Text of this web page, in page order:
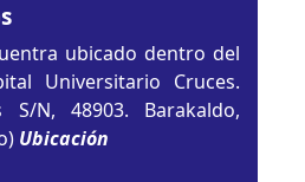
ubicado dentro del
Universitario Cruces.
S/N, 48903. Barakaldo,
Ubicación